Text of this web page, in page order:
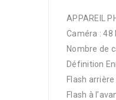
APPAREIL
Caméra : 48
Nombre de
Définition
Flash arrière
Flash à